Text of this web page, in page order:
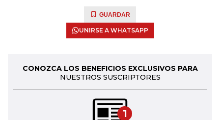
GUARDAR
UNIRSE A WHATSAPP
CONOZCA LOS BENEFICIOS EXCLUSIVOS PARA
NUESTROS SUSCRIPTORES
1